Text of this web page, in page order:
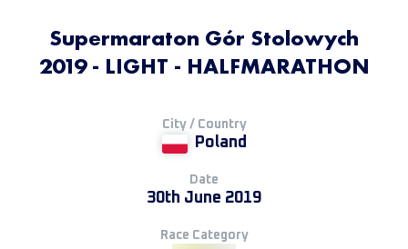
Supermaraton Gór Stolowych
2019 - LIGHT - HALFMARATHON
City / Country
Poland
Date
30th June 2019
Race Category